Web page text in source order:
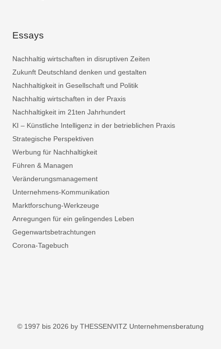
Essays
Nachhaltig wirtschaften in disruptiven Zeiten
Zukunft Deutschland denken und gestalten
Nachhaltigkeit in Gesellschaft und Politik
Nachhaltig wirtschaften in der Praxis
Nachhaltigkeit im 21ten Jahrhundert
KI – Künstliche Intelligenz in der betrieblichen Praxis
Strategische Perspektiven
Werbung für Nachhaltigkeit
Führen & Managen
Veränderungsmanagement
Unternehmens-Kommunikation
Marktforschung-Werkzeuge
Anregungen für ein gelingendes Leben
Gegenwartsbetrachtungen
Corona-Tagebuch
© 1997 bis 2026 by THESSENVITZ Unternehmensberatung